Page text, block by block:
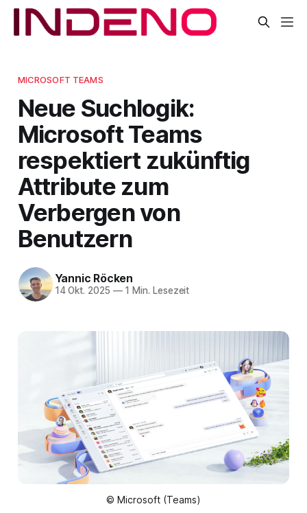
MICROSOFT TEAMS
Neue Suchlogik:
Microsoft Teams
respektiert zukünftig
Attribute zum
Verbergen von
Benutzern
Yannic Röcken
14 Okt. 2025 —1 Min. Lesezeit
© Microsoft (Teams)